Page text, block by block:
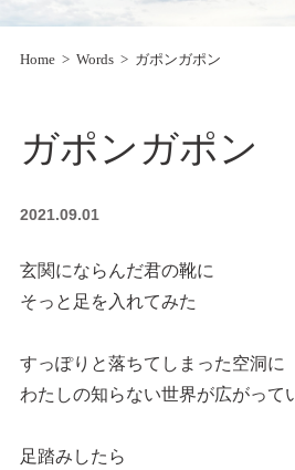
Home Words ガポンガポン
ガポンガポン
2021.09.01
玄関にならんだ君の靴に
そっと足を入れてみた
すっぽりと落ちてしまった空洞に
わたしの知らない世界が広がって
足踏みしたら